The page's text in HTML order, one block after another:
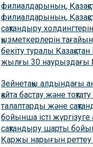
филиалдарының,
филиалдарының,
сақтандыру
қызметкерлерін
бекіту туралы
жылғы 30
Зейнетақы алдындағы
қайта бастау және
талаптарды және
бойынша істі
сақтандыру шарты
Қаржы нарығын реттеу